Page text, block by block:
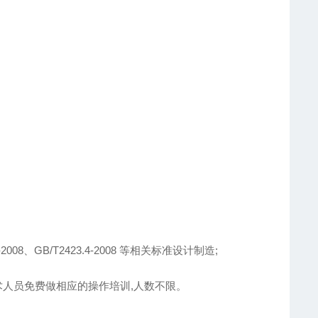
、GB/T2423.4-2008 等相关标准设计制造;
员免费做相应的操作培训,人数不限。